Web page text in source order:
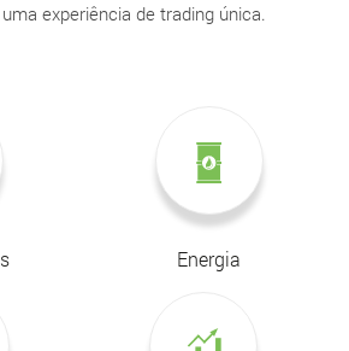
experiência de trading única.
Energia